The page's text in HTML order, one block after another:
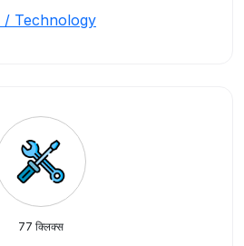
/ Technology
77 क्लिक्स